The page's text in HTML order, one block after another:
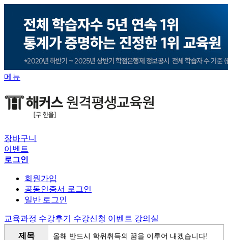
메뉴
장바구니
이벤트
로그인
회원가입
공동인증서 로그인
일반 로그인
교육과정 수강후기 수강신청 이벤트 강의실
제목
올해 반드시 학위취득의 꿈을 이루어 내겠습니다!